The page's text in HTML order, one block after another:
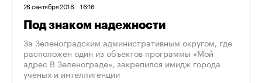
26 сентября 2018 16:16
Под знаком надежности
За Зеленоградским административным округом, где
расположен один из объектов программы «Мой
адрес В Зеленограде», закрепился имидж города
ученых и интеллигенции